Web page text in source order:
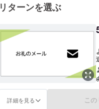
リターンを選ぶ
詳細を見る こ